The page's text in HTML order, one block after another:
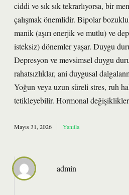
ciddi ve sık sık tekrarlıyorsa, bir
çalışmak önemlidir. Bipolar
manik (aşırı enerjik ve mutlu) ve
isteksiz) dönemler yaşar. Duygu
Depresyon ve mevsimsel duygu
rahatsızlıklar, ani duygusal
Yoğun veya uzun süreli stres, ruh
tetikleyebilir. Hormonal
Mayıs 31, 2026 Yanıtla
admin